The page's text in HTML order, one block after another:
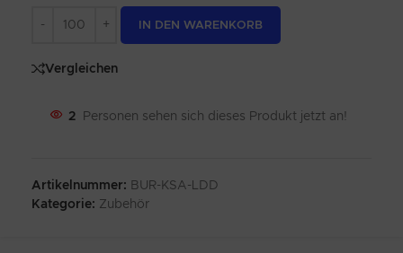
IN DEN WARENKORB
Vergleichen
2 Personen sehen sich dieses Produkt jetzt an!
Artikelnummer: BUR-KSA-LDD
Kategorie: Zubehör